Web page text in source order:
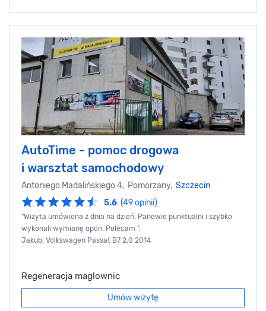
AutoTime - pomoc drogowa
i warsztat samochodowy
Antoniego Madalińskiego 4, Pomorzany, Szczecin
5.6 (49 opinii)
"Wizyta umówiona z dnia na dzień. Panowie punktualni i szybko
wykonali wymianę opon. Polecam ",
Jakub, Volkswagen Passat B7 2,0 2014
Regeneracja maglownic
Umów wizytę